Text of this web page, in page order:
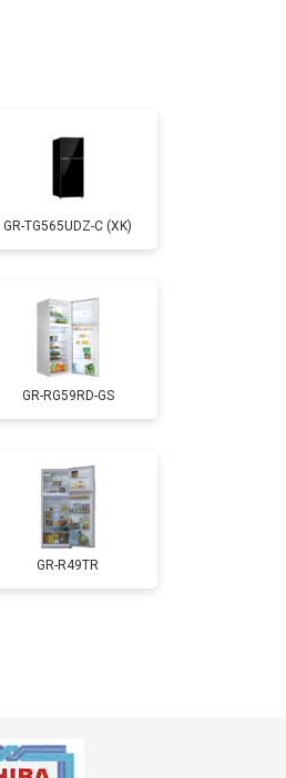
Заказать
Заказать
Заказать
Заказать
Заказать
GR-TG565UDZ-C (XK)
GR-RG59RD-GS
GR-R49TR